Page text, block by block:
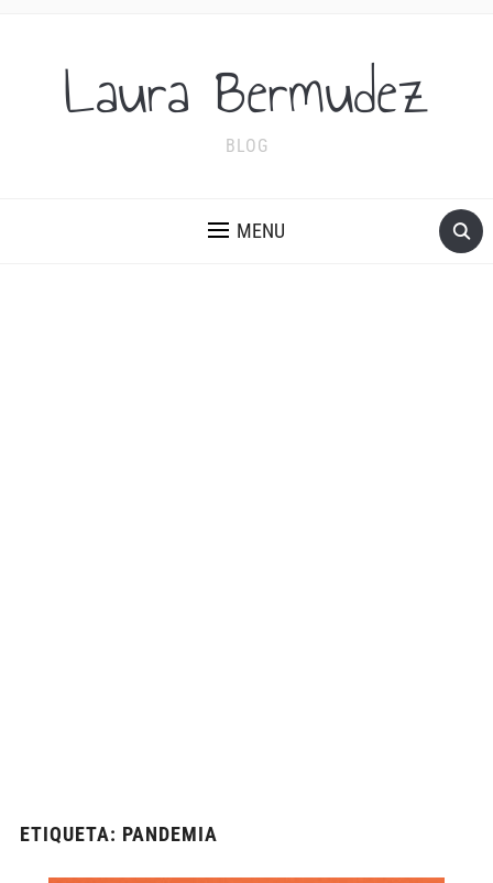
Laura Bermudez
BLOG
MENU
ETIQUETA: PANDEMIA